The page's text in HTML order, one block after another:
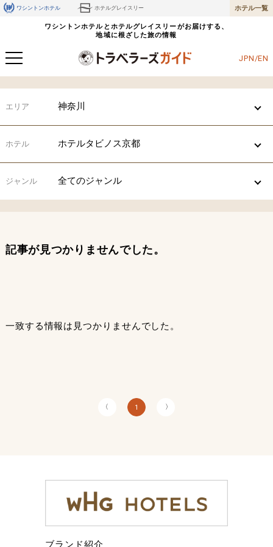
ワシントンホテル ホテルグレイスリー ホテル一覧
ワシントンホテルとホテルグレイスリーがお届けする、
地域に根ざした旅の情報
JPN/EN
エリア 神奈川
ホテル ホテルタビノス京都
ジャンル 全てのジャンル
記事が見つかりませんでした。
一致する情報は見つかりませんでした。
〈 1 〉
ブランド紹介